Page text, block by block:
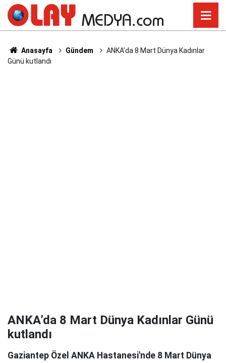
Anasayfa Gündem
ANKA’da 8 Mart Dünya Kadınlar
Günü kutlandı
ANKA’da 8 Mart Dünya Kadınlar Günü
kutlandı
Gaziantep Özel ANKA Hastanesi'nde 8 Mart Dünya